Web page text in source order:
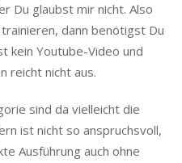
Du glaubst mir nicht. Also
dann benötigst Du
kein Youtube-Video und
reicht nicht aus.
sind da vielleicht die
ist nicht so anspruchsvoll,
Ausführung auch ohne